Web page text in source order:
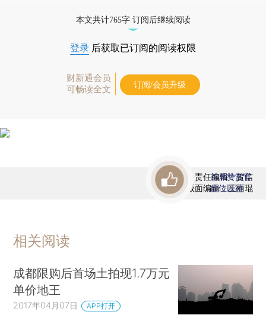
本文共计765字 订阅后继续阅读
登录 后获取已订阅的阅读权限
财新通会员
可畅读全文
订阅/会员升级
责任编辑：贺信
版面编辑：王丽琨
首席赞赏官
虚位以待
相关阅读
成都限购后首场土拍现1.7万元
单价地王
2017年04月07日 APP打开